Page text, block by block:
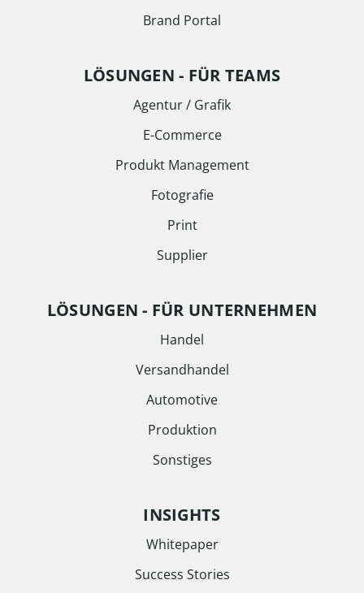
Brand Portal
LÖSUNGEN - FÜR TEAMS
Agentur / Grafik
E-Commerce
Produkt Management
Fotografie
Print
Supplier
LÖSUNGEN - FÜR UNTERNEHMEN
Handel
Versandhandel
Automotive
Produktion
Sonstiges
INSIGHTS
Whitepaper
Success Stories